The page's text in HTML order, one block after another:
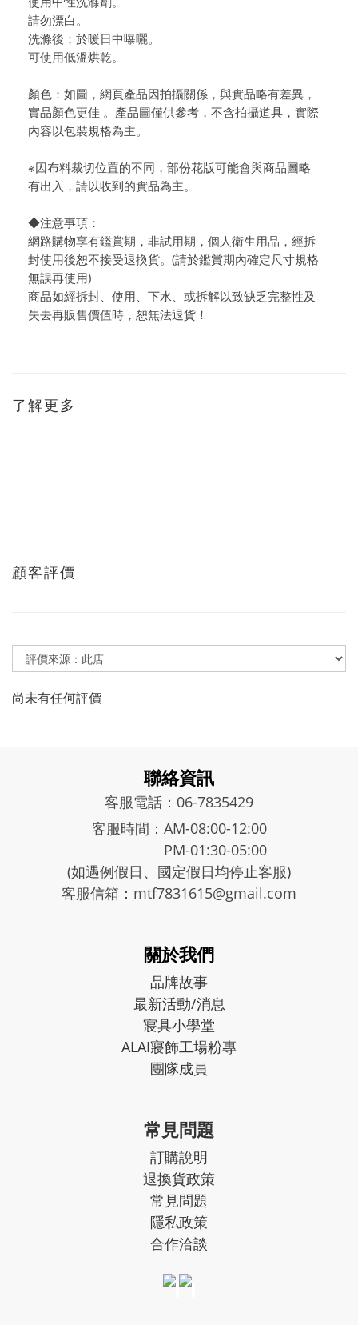
請勿漂白。
洗滌後；於暖日中曝曬。
可使用低溫烘乾。
顏色：如圖，網頁產品因拍攝關係，與實品略有差異，
實品顏色更佳 。產品圖僅供參考，不含拍攝道具，實際
內容以包裝規格為主。
※因布料裁切位置的不同，部份花版可能會與商品圖略
有出入，請以收到的實品為主。
◆注意事項：
網路購物享有鑑賞期，非試用期，個人衛生用品，經拆
封使用後恕不接受退換貨。(請於鑑賞期內確定尺寸規格
無誤再使用)
商品如經拆封、使用、下水、或拆解以致缺乏完整性及
失去再販售價值時，恕無法退貨！
了解更多
顧客評價
尚未有任何評價
聯絡資訊
客服電話：06-7835429
客服時間：AM-08:00-12:00
PM-01:30-05:00
(如遇例假日、國定假日均停止客服)
客服信箱：mtf7831615@gmail.com
關於我們
品牌故事
最新活動/消息
寢具小學堂
ALAI寢飾工場粉專
團隊成員
常見問題
訂購說明
退換貨政策
常見問題
隱私政策
合作洽談